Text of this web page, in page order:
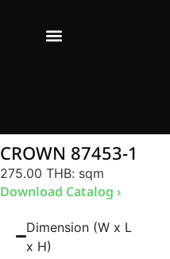
CROWN 87453-1
275.00 THB: sqm
Download Catalog ›
Dimension (W x L
x H)